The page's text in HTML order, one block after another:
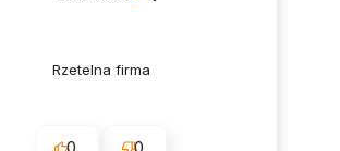
Rzetelna firma